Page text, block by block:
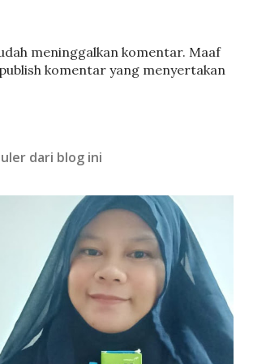
meninggalkan komentar. Maaf
komentar yang menyertakan
dari blog ini